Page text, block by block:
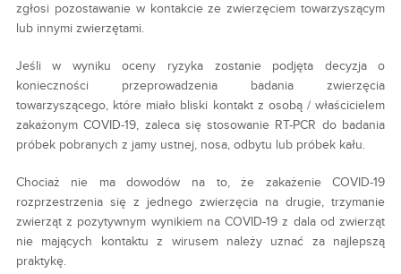
zgłosi pozostawanie w kontakcie ze zwierzęciem towarzyszącym
lub innymi zwierzętami.
Jeśli w wyniku oceny ryzyka zostanie podjęta decyzja o
konieczności przeprowadzenia badania zwierzęcia
towarzyszącego, które miało bliski kontakt z osobą / właścicielem
zakażonym COVID-19, zaleca się stosowanie RT-PCR do badania
próbek pobranych z jamy ustnej, nosa, odbytu lub próbek kału.
Chociaż nie ma dowodów na to, że zakażenie COVID-19
rozprzestrzenia się z jednego zwierzęcia na drugie, trzymanie
zwierząt z pozytywnym wynikiem na COVID-19 z dala od zwierząt
nie mających kontaktu z wirusem należy uznać za najlepszą
praktykę.